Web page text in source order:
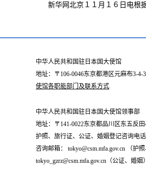
新华网北京１１月１６日电根
中华人民共和国驻日本国大使馆
地址：〒106-0046东京都港区元麻布3-
使馆各职能部门及联系方式
中华人民共和国驻日本国大使馆领事部
地址：〒141-0022东京都品川区东五反田
护照、旅行证、公证、婚姻登记咨询电
咨询邮箱： tokyo@csm.mfa.gov.cn （护
tokyo_gzrz@csm.mfa.gov.cn（公证、婚姻）